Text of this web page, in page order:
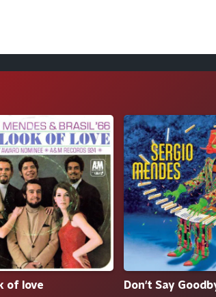
of love
Don't Say